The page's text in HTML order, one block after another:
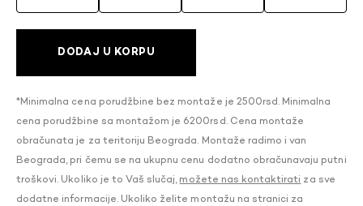
DODAJ U KORPU
*Minimalna cena porudžbine bez montaže je 2500rsd. Minimalna
cena porudžbine sa montažom je 6200rsd. Cena montaže
obračunata je za teritoriju Beograda. Montaže radimo i van
Beograda, pri čemu se na ukupnu cenu dodatno obračunavaju putni
troškovi. Ukoliko je to Vaš slučaj, možete nas kontaktirati za sve
dodatne informacije. Ukoliko želite montažu na stranici za